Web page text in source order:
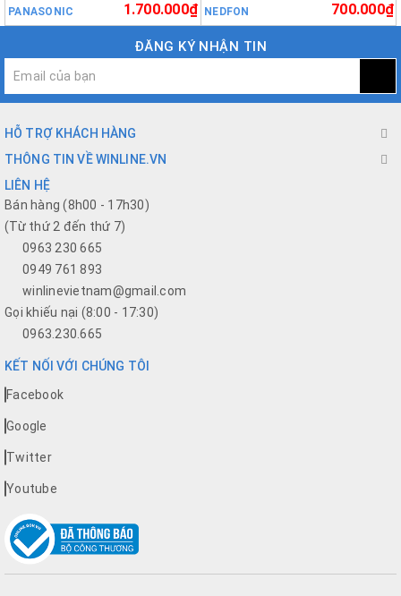
PANASONIC 1.700.000₫ NEDFON 700.000₫
ĐĂNG KÝ NHẬN TIN
HỖ TRỢ KHÁCH HÀNG
THÔNG TIN VỀ WINLINE.VN
LIÊN HỆ
Bán hàng (8h00 - 17h30)
(Từ thứ 2 đến thứ 7)
0963 230 665
0949 761 893
winlinevietnam@gmail.com
Gọi khiếu nại (8:00 - 17:30)
0963.230.665
KẾT NỐI VỚI CHÚNG TÔI
Facebook
Google
Twitter
Youtube